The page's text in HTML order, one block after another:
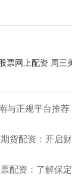
票网上配资 周三
与正规平台推荐
货配资：开启
配资：了解保